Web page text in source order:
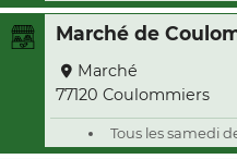
Marché de
Marché
77120 Coulommiers
Tous les samedi